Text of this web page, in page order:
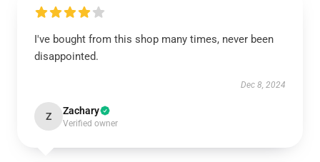
I've bought from this shop many times, never been
disappointed.
Dec 8, 2024
Z Zachary
Verified owner